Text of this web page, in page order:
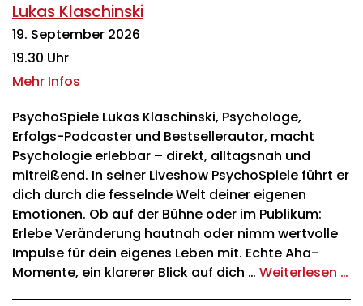
Lukas Klaschinski
19. September 2026
19.30 Uhr
Mehr Infos
PsychoSpiele Lukas Klaschinski, Psychologe,
Erfolgs-Podcaster und Bestsellerautor, macht
Psychologie erlebbar – direkt, alltagsnah und
mitreißend. In seiner Liveshow PsychoSpiele führt er
dich durch die fesselnde Welt deiner eigenen
Emotionen. Ob auf der Bühne oder im Publikum:
Erlebe Veränderung hautnah oder nimm wertvolle
Impulse für dein eigenes Leben mit. Echte Aha-
Momente, ein klarerer Blick auf dich … Weiterlesen …